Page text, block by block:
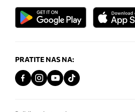
PRATITE NAS NA: